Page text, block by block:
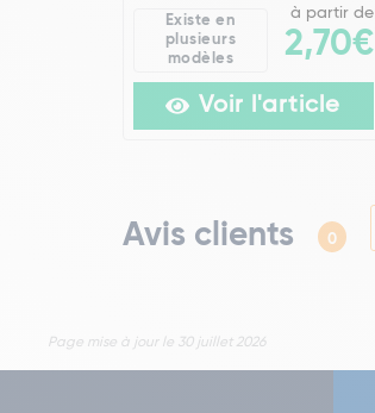
Existe en
plusieurs
modèles
à partir de
2,70€
Voir l'article
Avis clients 0
Page mise à jour le 30 juillet 2026